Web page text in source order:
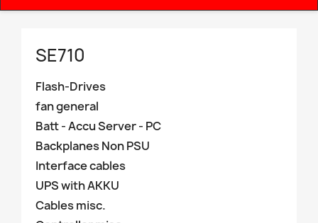
SE710
Flash-Drives
fan general
Batt - Accu Server - PC
Backplanes Non PSU
Interface cables
UPS with AKKU
Cables misc.